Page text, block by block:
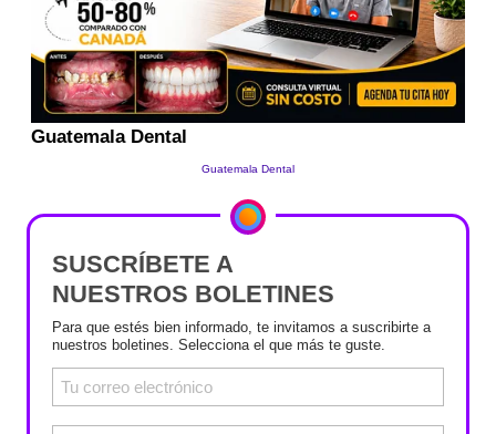
SUSCRÍBETE A
NUESTROS BOLETINES
Para que estés bien informado, te invitamos a suscribirte a
nuestros boletines. Selecciona el que más te guste.